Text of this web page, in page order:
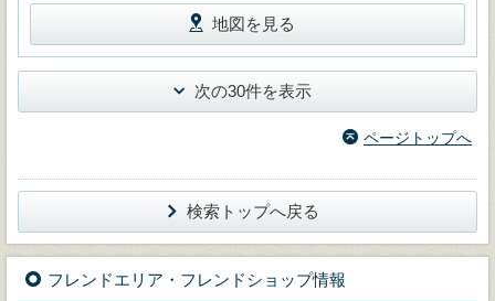
地図を見る
次の30件を表示
ページトップへ
検索トップへ戻る
フレンドエリア・フレンドショップ情報